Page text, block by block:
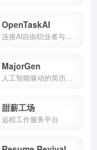
OpenTaskAI
MajorGen
甜薪工场
远程工作服务平台